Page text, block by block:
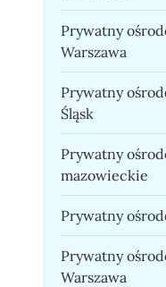
Prywatny
Warszawa
Prywatny
Śląsk
Prywatny
mazowieckie
Prywatny
Prywatny
Warszawa